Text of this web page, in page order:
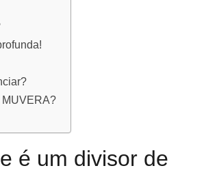
MUVERA?
é um divisor de